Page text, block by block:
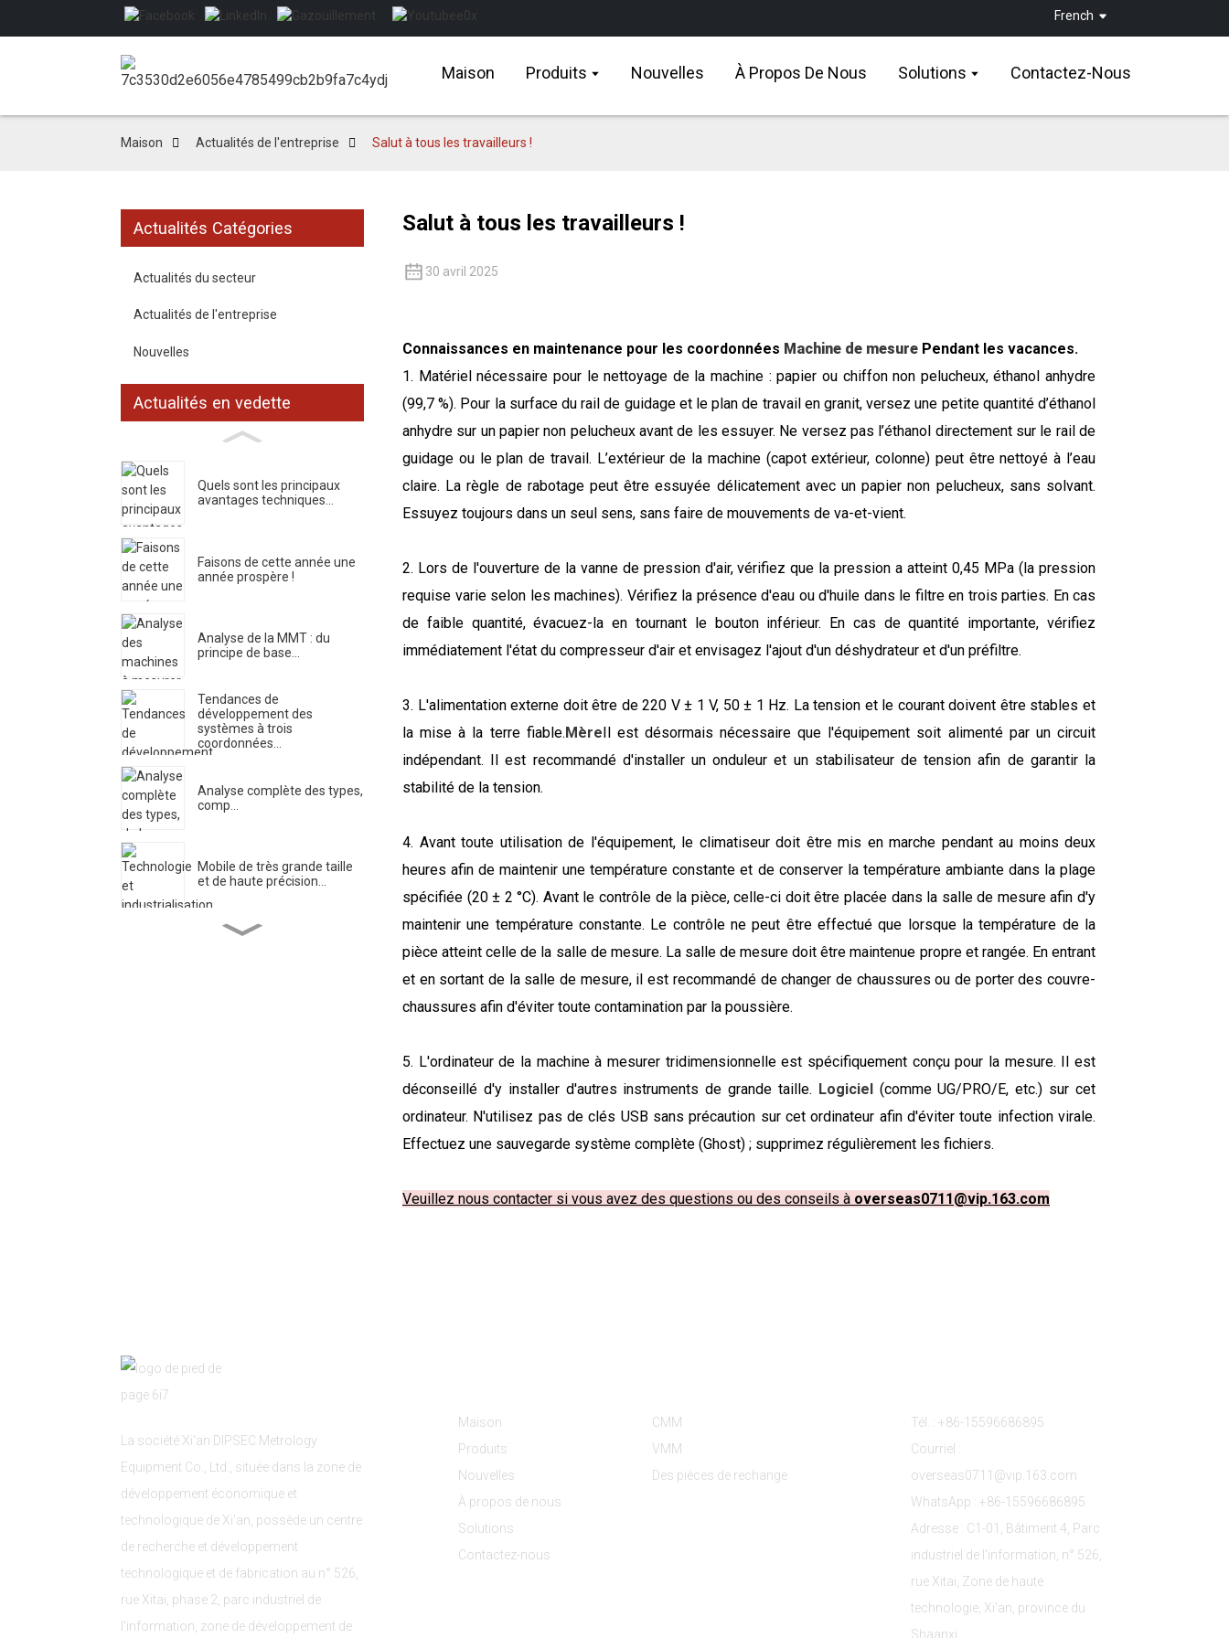
French
Maison Produits Nouvelles À Propos De Nous Solutions Contactez-Nous
Maison Actualités de l'entreprise Salut à tous les travailleurs !
Actualités Catégories
Actualités du secteur
Actualités de l'entreprise
Nouvelles
Actualités en vedette
Quels sont les principaux
avantages techniques...
Faisons de cette année une
année prospère !
Analyse de la MMT : du
principe de base…
Tendances de
développement des
systèmes à trois
coordonnées...
Analyse complète des types,
comp...
Mobile de très grande taille
et de haute précision...
Salut à tous les travailleurs !
30 avril 2025
Connaissances en maintenance pour les coordonnées Machine de mesure Pendant les vacances.
1. Matériel nécessaire pour le nettoyage de la machine : papier ou chiffon non pelucheux, éthanol anhydre
(99,7 %). Pour la surface du rail de guidage et le plan de travail en granit, versez une petite quantité d’éthanol
anhydre sur un papier non pelucheux avant de les essuyer. Ne versez pas l’éthanol directement sur le rail de
guidage ou le plan de travail. L’extérieur de la machine (capot extérieur, colonne) peut être nettoyé à l’eau
claire. La règle de rabotage peut être essuyée délicatement avec un papier non pelucheux, sans solvant.
Essuyez toujours dans un seul sens, sans faire de mouvements de va-et-vient.
2. Lors de l'ouverture de la vanne de pression d'air, vérifiez que la pression a atteint 0,45 MPa (la pression
requise varie selon les machines). Vérifiez la présence d'eau ou d'huile dans le filtre en trois parties. En cas
de faible quantité, évacuez-la en tournant le bouton inférieur. En cas de quantité importante, vérifiez
immédiatement l'état du compresseur d'air et envisagez l'ajout d'un déshydrateur et d'un préfiltre.
3. L'alimentation externe doit être de 220 V ± 1 V, 50 ± 1 Hz. La tension et le courant doivent être stables et
la mise à la terre fiable. Mère Il est désormais nécessaire que l'équipement soit alimenté par un circuit
indépendant. Il est recommandé d'installer un onduleur et un stabilisateur de tension afin de garantir la
stabilité de la tension.
4. Avant toute utilisation de l'équipement, le climatiseur doit être mis en marche pendant au moins deux
heures afin de maintenir une température constante et de conserver la température ambiante dans la plage
spécifiée (20 ± 2 °C). Avant le contrôle de la pièce, celle-ci doit être placée dans la salle de mesure afin d'y
maintenir une température constante. Le contrôle ne peut être effectué que lorsque la température de la
pièce atteint celle de la salle de mesure. La salle de mesure doit être maintenue propre et rangée. En entrant
et en sortant de la salle de mesure, il est recommandé de changer de chaussures ou de porter des couvre-
chaussures afin d'éviter toute contamination par la poussière.
5. L'ordinateur de la machine à mesurer tridimensionnelle est spécifiquement conçu pour la mesure. Il est
déconseillé d'y installer d'autres instruments de grande taille. Logiciel
(comme UG/PRO/E, etc.) sur cet
ordinateur. N'utilisez pas de clés USB sans précaution sur cet ordinateur afin d'éviter toute infection virale.
Effectuez une sauvegarde système complète (Ghost) ; supprimez régulièrement les fichiers.
Veuillez nous contacter si vous avez des questions ou des conseils à overseas0711@vip.163.com
La société Xi'an DIPSEC Metrology
Equipment Co., Ltd., située dans la zone de
développement économique et
technologique de Xi'an, possède un centre
de recherche et développement
technologique et de fabrication au n° 526,
rue Xitai, phase 2, parc industriel de
l'information, zone de développement de
Maison
Produits
Nouvelles
À propos de nous
Solutions
Contactez-nous
CMM
VMM
Des pièces de rechange
Tél. : +86-15596686895
Courriel :
overseas0711@vip.163.com
WhatsApp : +86-15596686895
Adresse : C1-01, Bâtiment 4, Parc
industriel de l'information, n° 526,
rue Xitai, Zone de haute
technologie, Xi'an, province du
Shaanxi